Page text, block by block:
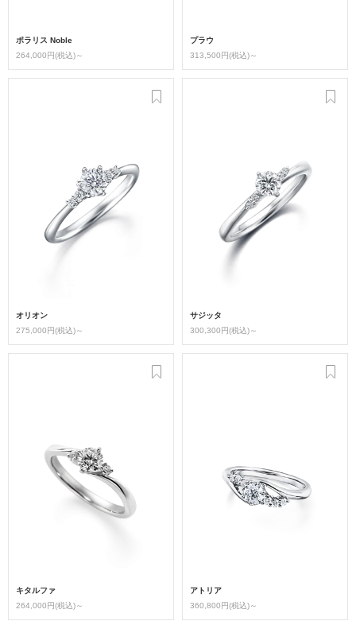
ポラリス Noble
264,000円(税込)～
プラウ
313,500円(税込)～
オリオン
275,000円(税込)～
サジッタ
300,300円(税込)～
キタルファ
264,000円(税込)～
アトリア
360,800円(税込)～